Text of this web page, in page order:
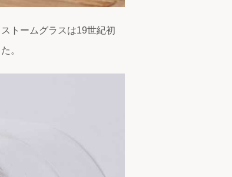
トームグラスは19世紀初
。